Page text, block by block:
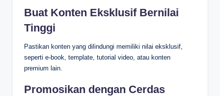
Buat Konten Eksklusif Bernilai
Tinggi
Pastikan konten yang dilindungi memiliki nilai eksklusif,
seperti e-book, template, tutorial video, atau konten
premium lain.
Promosikan dengan Cerdas